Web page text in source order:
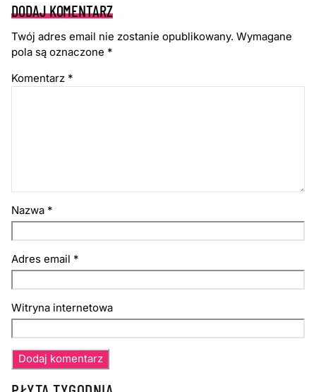
DODAJ KOMENTARZ
Twój adres email nie zostanie opublikowany. Wymagane
pola są oznaczone *
Komentarz *
Nazwa *
Adres email *
Witryna internetowa